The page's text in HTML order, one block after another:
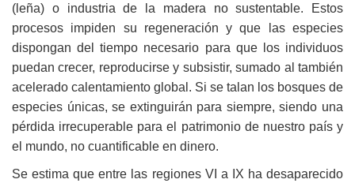
(leña) o industria de la madera no sustentable. Estos
procesos impiden su regeneración y que las especies
dispongan del tiempo necesario para que los individuos
puedan crecer, reproducirse y subsistir, sumado al también
acelerado calentamiento global. Si se talan los bosques de
especies únicas, se extinguirán para siempre, siendo una
pérdida irrecuperable para el patrimonio de nuestro país y
el mundo, no cuantificable en dinero.
Se estima que entre las regiones VI a IX ha desaparecido